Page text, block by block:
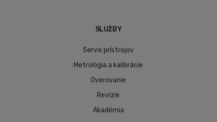
SLUŽBY
Servis prístrojov
Metrológia a kalibrácie
Overovanie
Revízie
Akadémia